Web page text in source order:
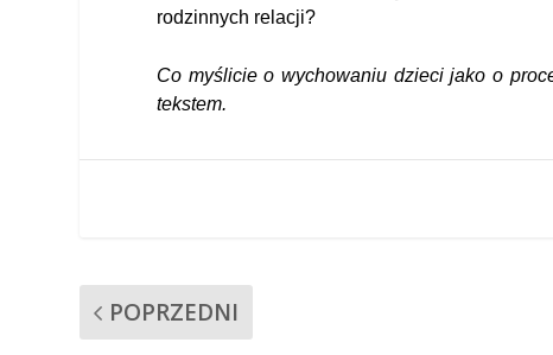
rodzinnych relacji?
Co myślicie o wychowaniu dzieci jako o
tekstem.
POPRZEDNI